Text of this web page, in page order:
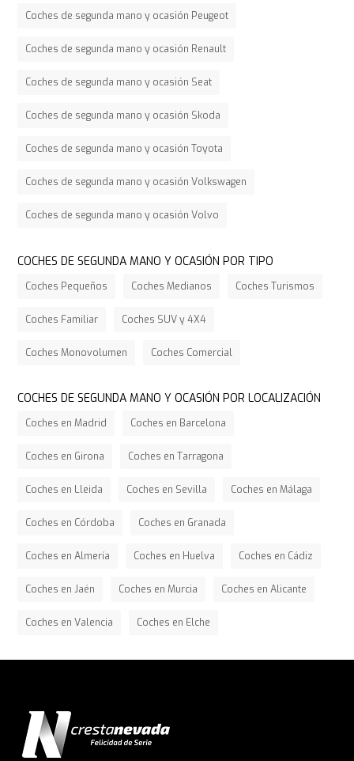
Coches de segunda mano y ocasión Peugeot
Coches de segunda mano y ocasión Renault
Coches de segunda mano y ocasión Seat
Coches de segunda mano y ocasión Skoda
Coches de segunda mano y ocasión Toyota
Coches de segunda mano y ocasión Volkswagen
Coches de segunda mano y ocasión Volvo
COCHES DE SEGUNDA MANO Y OCASIÓN POR TIPO
Coches Pequeños Coches Medianos Coches Turismos
Coches Familiar Coches SUV y 4X4
Coches Monovolumen Coches Comercial
COCHES DE SEGUNDA MANO Y OCASIÓN POR LOCALIZACIÓN
Coches en Madrid Coches en Barcelona
Coches en Girona Coches en Tarragona
Coches en Lleida Coches en Sevilla Coches en Málaga
Coches en Córdoba Coches en Granada
Coches en Almería Coches en Huelva Coches en Cádiz
Coches en Jaén Coches en Murcia Coches en Alicante
Coches en Valencia Coches en Elche